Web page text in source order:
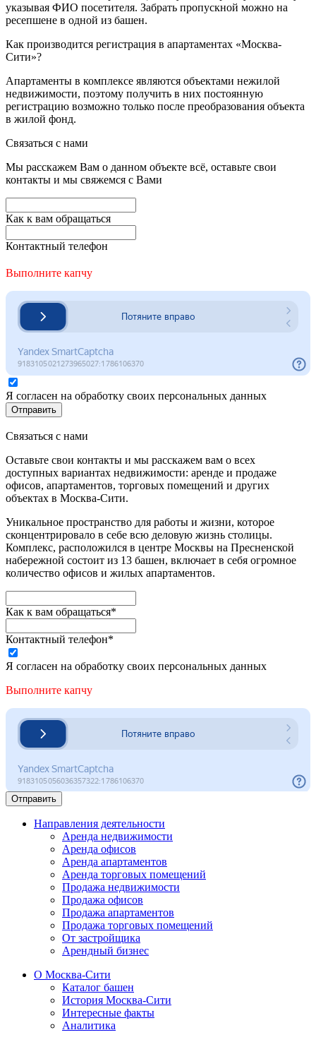
указывая ФИО посетителя. Забрать пропускной можно на
ресепшене в одной из башен.
Как производится регистрация в апартаментах «Москва-
Сити»?
Апартаменты в комплексе являются объектами нежилой
недвижимости, поэтому получить в них постоянную
регистрацию возможно только после преобразования объекта
в жилой фонд.
Связаться с нами
Мы расскажем Вам о данном объекте всё, оставьте свои
контакты и мы свяжемся с Вами
Как к вам обращаться
Контактный телефон
Выполните капчу
Я согласен на обработку своих персональных данных
Отправить
Связаться с нами
Оставьте свои контакты и мы расскажем вам о всех
доступных вариантах недвижимости: аренде и продаже
офисов, апартаментов, торговых помещений и других
объектах в Москва-Сити.
Уникальное пространство для работы и жизни, которое
сконцентрировало в себе всю деловую жизнь столицы.
Комплекс, расположился в центре Москвы на Пресненской
набережной состоит из 13 башен, включает в себя огромное
количество офисов и жилых апартаментов.
Как к вам обращаться*
Контактный телефон*
Я согласен на обработку своих персональных данных
Выполните капчу
Отправить
Направления деятельности
Аренда недвижимости
Аренда офисов
Аренда апартаментов
Аренда торговых помещений
Продажа недвижимости
Продажа офисов
Продажа апартаментов
Продажа торговых помещений
От застройщика
Арендный бизнес
О Москва-Сити
Каталог башен
История Москва-Сити
Интересные факты
Аналитика